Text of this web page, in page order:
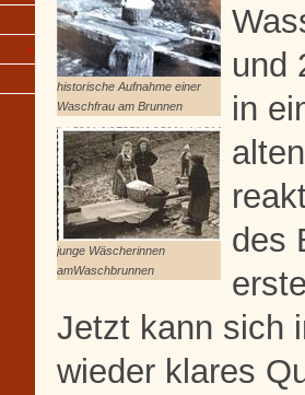
historische Aufnahme einer
Waschfrau am Brunnen
junge Wäscherinnen
amWaschbrunnen
und
in
des
Jetzt kann sich
wieder klares